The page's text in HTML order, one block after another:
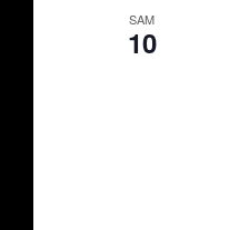
SAM
10